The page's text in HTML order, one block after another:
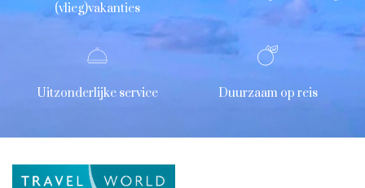
(vlieg)vakanties
Uitzonderlijke service Duurzaam op reis